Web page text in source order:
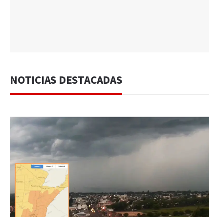
NOTICIAS DESTACADAS